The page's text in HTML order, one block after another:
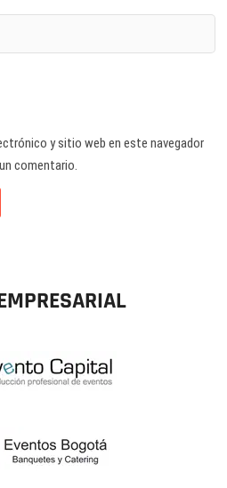
y sitio web en este navegador
comentario.